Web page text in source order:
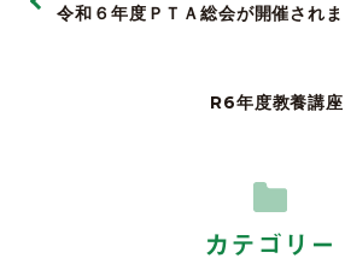
令和６年度ＰＴＡ総会が開催されま
R6年度教養講座
カテゴリー